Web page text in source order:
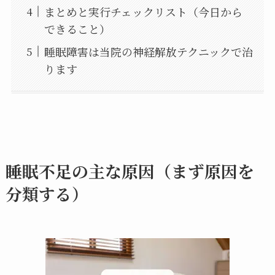
まとめと実行チェックリスト（今日から
できること）
睡眠障害は当院の神経解放テクニックで治
ります
睡眠不足の主な原因（まず原因を
分類する）